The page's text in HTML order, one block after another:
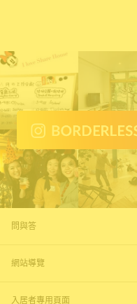
問與答
網站導覽
入居者專用頁面